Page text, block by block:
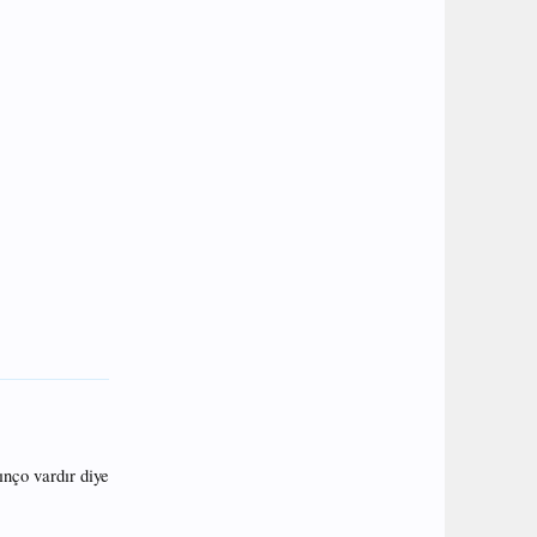
vardır diye